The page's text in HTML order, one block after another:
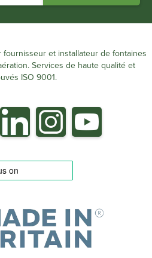
fournisseur et installateur de fontaines
Services de haute qualité et
ISO 9001.